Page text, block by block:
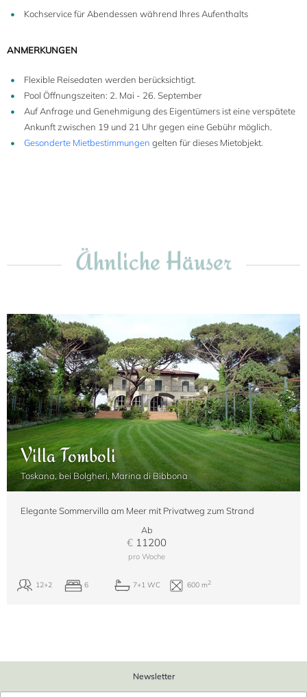
Kochservice für Abendessen während Ihres Aufenthalts
ANMERKUNGEN
Flexible Reisedaten werden berücksichtigt.
Pool Öffnungszeiten: 2. Mai - 26. September
Auf Anfrage und Genehmigung des Eigentümers ist eine verspätete
Ankunft zwischen 19 und 21 Uhr gegen eine Gebühr möglich.
Gesonderte Mietbestimmungen gelten für dieses Mietobjekt.
Ähnliche Häuser
Villa Tomboli
Toskana, bei Bolgheri, Marina di Bibbona
Elegante Sommervilla am Meer mit Privatweg zum Strand
Ab
€ 11200
pro Woche
Newsletter